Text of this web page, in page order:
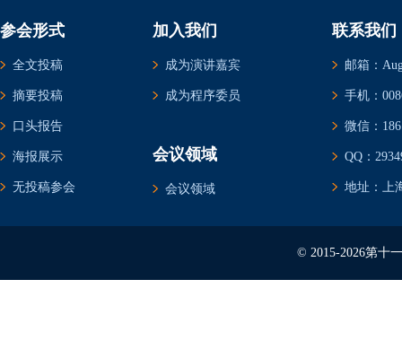
参会形式
全文投稿
摘要投稿
口头报告
海报展示
无投稿参会
加入我们
成为演讲嘉宾
成为程序委员
会议领域
会议领域
联系我们
邮箱：
手机：
微信：
QQ：
地址：上
© 2015-2026第十